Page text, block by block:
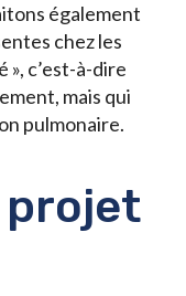
également
chez les
», c’est-à-dire
mais qui
pulmonaire.
projet